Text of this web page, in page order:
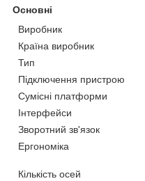
Основні
Виробник
Країна виробник
Тип
Підключення пристрою
Сумісні платформи
Інтерфейси
Зворотний зв'язок
Ергономіка
Кількість осей